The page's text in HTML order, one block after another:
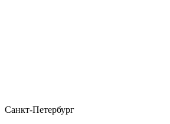
Санкт-Петербург